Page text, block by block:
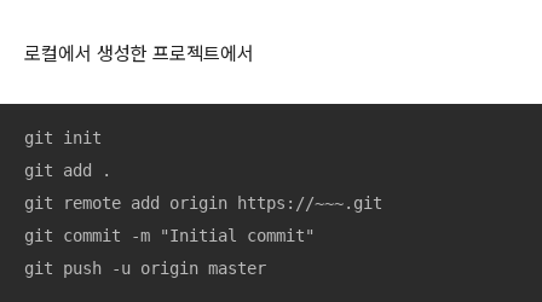
로컬에서 생성한 프로젝트에서
git init
git add .
git remote add origin https://~~~.git
git commit -m "Initial commit"
git push -u origin master